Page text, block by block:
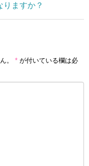
ますか？
。 * が付いている欄は必